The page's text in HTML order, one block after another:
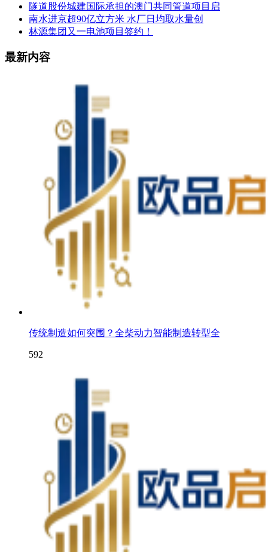
隧道股份城建国际承担的澳门共同管道项目启
南水进京超90亿立方米 水厂日均取水量创
林源集团又一电池项目签约！
最新内容
传统制造如何突围？全柴动力智能制造转型全
592